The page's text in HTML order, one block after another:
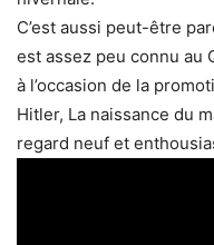
C’est aussi peut-être
est assez peu connu au
à l’occasion de la
Hitler, La naissance du
regard neuf et